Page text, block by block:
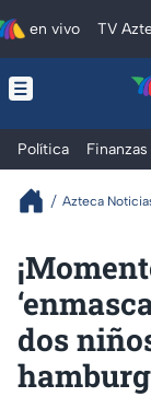
en vivo TV
Política Finanzas
Azteca
dos